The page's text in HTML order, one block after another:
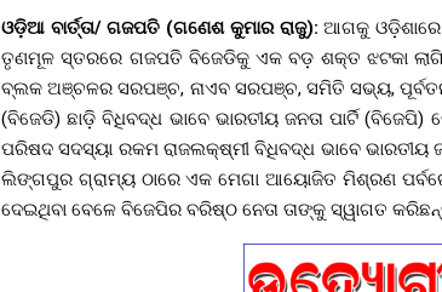
ଓଡ଼ିଆ ବାର୍ତ୍ତା/ ଗଜପତି (ଗଣେଶ କୁମାର ରାଜୁ):ଆଗକୁ ଓଡ଼ିଶାରେ
ତୃଣମୂଳ ସ୍ତରରେ ଗଜପତି ବିଜେଡିକୁ ଏକ ବଡ଼ ଶକ୍ତ ଝଟକା
ବ୍ଲକ ଅଞ୍ଚଳର ସରପଞ୍ଚ, ନାଏବ ସରପଞ୍ଚ, ସମିତି ସଭ୍ୟ, ପୂର୍ବତନ
(ବିଜେଡି) ଛାଡ଼ି ବିଧିବଦ୍ଧ ଭାବେ ଭାରତୀୟ ଜନତା ପାର୍ଟି
ପରିଷଦ ସଦସ୍ୟା ରକମ ରାଜଲକ୍ଷ୍ମୀ ବିଧିବଦ୍ଧ ଭାବେ ଭାରତୀୟ
ଲିଙ୍ଗପୁର ଗ୍ରାମ୍ୟ ଠାରେ ଏକ ମେଗା ଆୟୋଜିତ ମିଶ୍ରଣ
ଦେଇଥିବା ବେଳେ ବିଜେପିର ବରିଷ୍ଠ ନେତା ତାଙ୍କୁ ସ୍ୱାଗତ